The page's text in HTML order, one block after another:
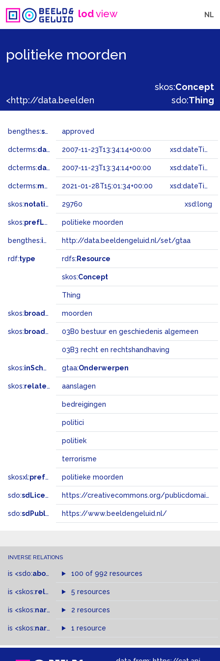
lodview NL
politieke moorden
skos:Concept
sdo:Thing
bengthes:status approved
dcterms:dateAccepted 2007-11-23T13:34:14+00:00 xsd:dateTime
dcterms:dateSubmitted 2007-11-23T13:34:14+00:00 xsd:dateTime
dcterms:modified 2021-01-28T15:01:34+00:00 xsd:dateTime
skos:notation 29760 xsd:long
skos:prefLabel politieke moorden
bengthes:inSet http://data.beeldengeluid.nl/set/gtaa
rdf:type rdfs: Resource
skos:Concept
Thing
skos: broader moorden
skos: broadMatch 03B0 bestuur en geschiedenis algemeen
03B3 recht en rechtshandhaving
skos:inScheme gtaa:Onderwerpen
skos:related aanslagen
bedreigingen
politici
politiek
terrorisme
skosxl:prefLabel politieke moorden
sdo:sdLicense https://creativecommons.org/publicdomain/zero/1.0/
sdo:sdPublisher https://www.beeldengeluid.nl/
INVERSE RELATIONS
is <sdo:about of 100 of 992 resources
is <skos:related > of
5 resources
is <skos:narrowMatch >of
2 resources
is <skos:narrower >of
1 resource